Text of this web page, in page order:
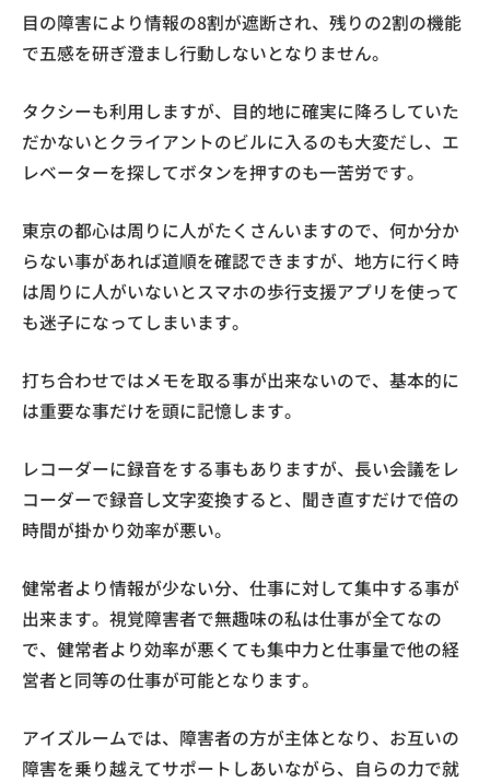
目の障害により情報の8割が遮断され、残りの2割の機能
で五感を研ぎ澄まし行動しないとなりません。
タクシーも利用しますが、目的地に確実に降ろしていた
だかないとクライアントのビルに入るのも大変だし、エ
レベーターを探してボタンを押すのも一苦労です。
東京の都心は周りに人がたくさんいますので、何か分か
らない事があれば道順を確認できますが、地方に行く時
は周りに人がいないとスマホの歩行支援アプリを使って
も迷子になってしまいます。
打ち合わせではメモを取る事が出来ないので、基本的に
は重要な事だけを頭に記憶します。
レコーダーに録音をする事もありますが、長い会議をレ
コーダーで録音し文字変換すると、聞き直すだけで倍の
時間が掛かり効率が悪い。
健常者より情報が少ない分、仕事に対して集中する事が
出来ます。視覚障害者で無趣味の私は仕事が全てなの
で、健常者より効率が悪くても集中力と仕事量で他の経
営者と同等の仕事が可能となります。
アイズルームでは、障害者の方が主体となり、お互いの
障害を乗り越えてサポートしあいながら、自らの力で就